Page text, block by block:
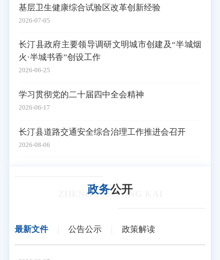
基层卫生健康综合试验区改革创新经验
2026-07-05
长汀县政府主要领导调研文明城市创建及“半城烟
火·半城书香”创设工作
2026-06-25
学习贯彻党的二十届四中全会精神
2026-06-17
长汀县道路交通安全综合治理工作推进会召开
2026-08-06
政务公开
ZHENG WU GONG KAI
最新文件 公告公示 政策解读